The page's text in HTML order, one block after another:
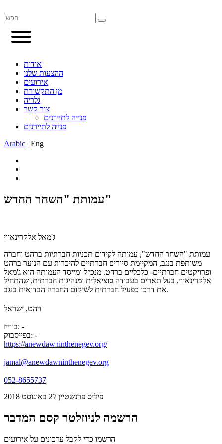
אודות
ההצעות שלנו
אירועים
מן התקשורת
גלריה
צור קשר
פנייה לתיירנים
פנייה לתיירנים
Arabic | Eng
עמותת "השחר החדש"
ג'מאל אלקרינאווי
עמותת "השחר החדש", עמותה לקידום תכניות חברתיות ברהט וחברה
משותפת בנגב, המקיימת סיורים חברתיים להיכרות עם הנוער ברהט
ופרויקטים חברתיים- כלכליים ברהט. מנכ״ל ומייסד העמותה הוא ג'מאל
אלקרינאווי, בעל תארים בעבודה סוציאלית ומנהיגות חברתית, שהתחיל
את דרכו כפעיל חברתית לשיקום החברה הבדואית בנגב.
רהט, ישראל
בווייז: -
בפייסבוק: -
https://anewdawninthenegev.org/
jamal@anewdawninthenegev.org
052-8655737
פיליס פרנשטיין 27 באוגוסט 2018
הרשמה לניוזלטר קסם המדבר
הרשמו כדי לקבל עדכונים על אירועים